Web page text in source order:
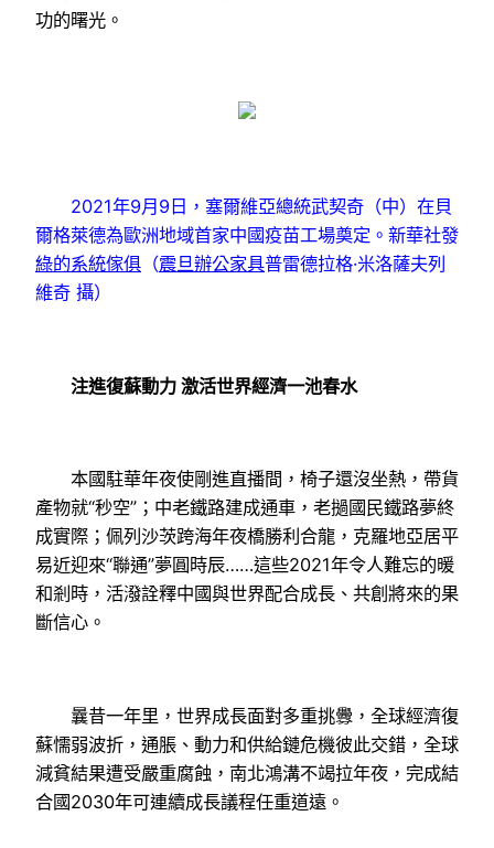
功的曙光。
2021年9月9日，塞爾維亞總統武契奇（中）在貝
爾格萊德為歐洲地域首家中國疫苗工場奠定。新華社發
綠的系統傢俱 （震旦辦公家具普雷德拉格·米洛薩夫列
維奇 攝）
注進復蘇動力 激活世界經濟一池春水
本國駐華年夜使剛進直播間，椅子還沒坐熱，帶貨
產物就“秒空”；中老鐵路建成通車，老撾國民鐵路夢終
成實際；佩列沙茨跨海年夜橋勝利合龍，克羅地亞居平
易近迎來“聯通”夢圓時辰……這些2021年令人難忘的暖
和剎時，活潑詮釋中國與世界配合成長、共創將來的果
斷信心。
曩昔一年里，世界成長面對多重挑釁，全球經濟復
蘇懦弱波折，通脹、動力和供給鏈危機彼此交錯，全球
減貧結果遭受嚴重腐蝕，南北鴻溝不竭拉年夜，完成結
合國2030年可連續成長議程任重道遠。